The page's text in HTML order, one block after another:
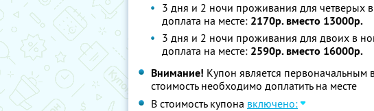
3 дня и 2 ночи проживания для четверых
доплата на месте: 2170р. вместо 13000р.
3 дня и 2 ночи проживания для двоих в
доплата на месте: 2590р. вместо 16000р.
Внимание! Купон является
стоимость необходимо доплатить на месте
В стоимость купона включено: